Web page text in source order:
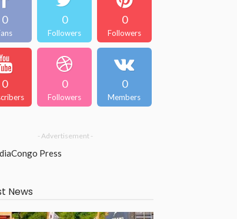
0 0
Followers
0
Followers
0 0
Followers
0
Members
- Advertisement -
News